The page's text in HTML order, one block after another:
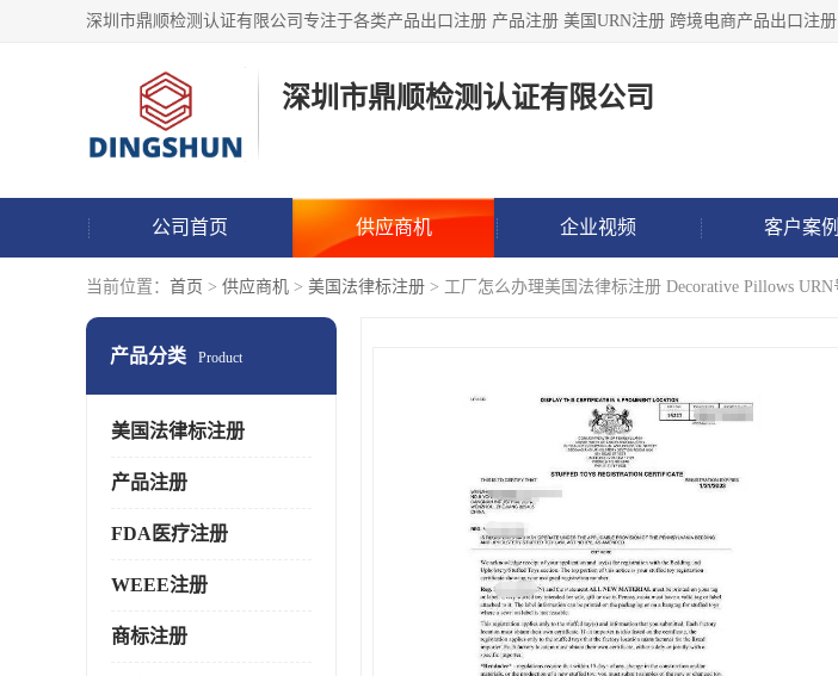
深圳市鼎顺检测认证有限公司
公司首页 供应商机 企业视频 客户案例
当前位置： 首页 > 供应商机 > 美国法律标注册 > 工厂怎么办理美国法律标注册 Decorative Pillows URN
产品分类 Product
美国法律标注册
产品注册
FDA医疗注册
WEEE注册
商标注册